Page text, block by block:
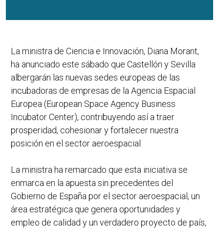
La ministra de Ciencia e Innovación, Diana Morant,
ha anunciado este sábado que Castellón y Sevilla
albergarán las nuevas sedes europeas de las
incubadoras de empresas de la Agencia Espacial
Europea (European Space Agency Business
Incubator Center), contribuyendo así a traer
prosperidad, cohesionar y fortalecer nuestra
posición en el sector aeroespacial.
La ministra ha remarcado que esta iniciativa se
enmarca en la apuesta sin precedentes del
Gobierno de España por el sector aeroespacial, un
área estratégica que genera oportunidades y
empleo de calidad y un verdadero proyecto de país,